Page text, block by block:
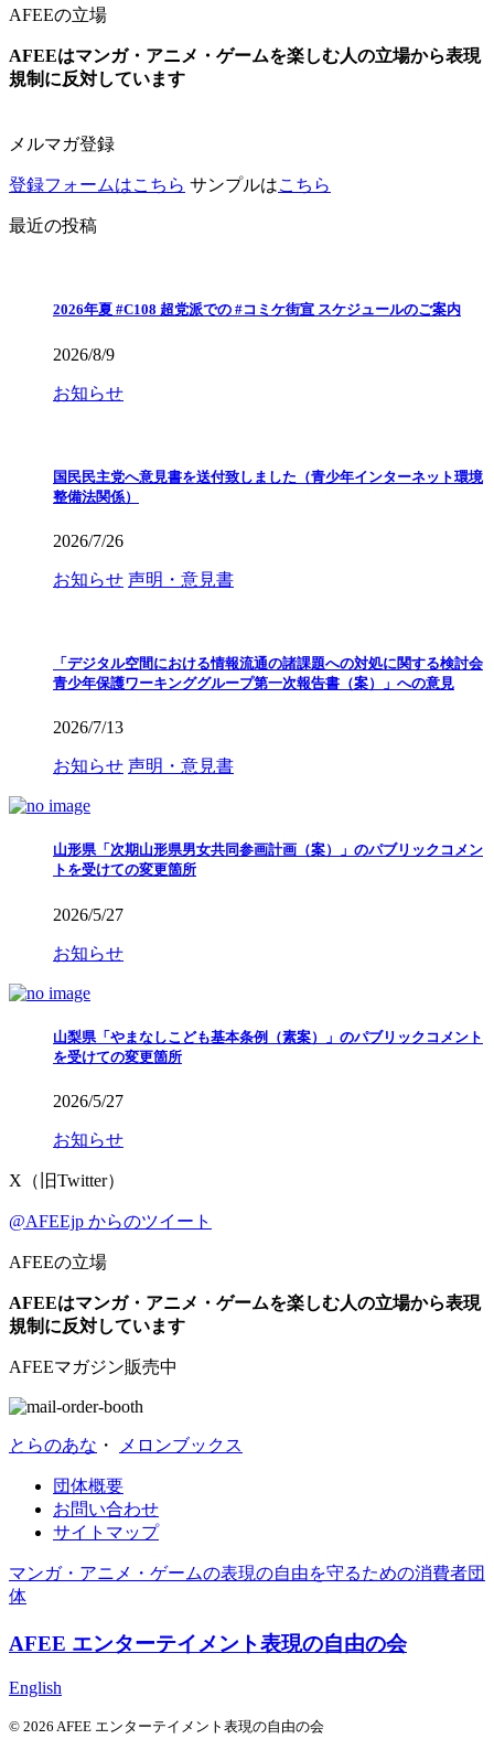
AFEEの立場
AFEEはマンガ・アニメ・ゲームを楽しむ人の立場から表現
規制に反対しています
メルマガ登録
登録フォームはこちら サンプルはこちら
最近の投稿
2026年夏 #C108 超党派での #コミケ街宣 スケジュールのご案内
2026/8/9
お知らせ
国民民主党へ意見書を送付致しました（青少年インターネット環境
整備法関係）
2026/7/26
お知らせ 声明・意見書
「デジタル空間における情報流通の諸課題への対処に関する検討会
青少年保護ワーキンググループ第一次報告書（案）」への意見
2026/7/13
お知らせ 声明・意見書
山形県「次期山形県男女共同参画計画（案）」のパブリックコメン
トを受けての変更箇所
2026/5/27
お知らせ
山梨県「やまなしこども基本条例（素案）」のパブリックコメント
を受けての変更箇所
2026/5/27
お知らせ
X（旧Twitter）
@AFEEjp からのツイート
AFEEの立場
AFEEはマンガ・アニメ・ゲームを楽しむ人の立場から表現
規制に反対しています
AFEEマガジン販売中
とらのあな ・ メロンブックス
団体概要
お問い合わせ
サイトマップ
マンガ・アニメ・ゲームの表現の自由を守るための消費者団
体
AFEE エンターテイメント表現の自由の会
English
© 2026 AFEE エンターテイメント表現の自由の会